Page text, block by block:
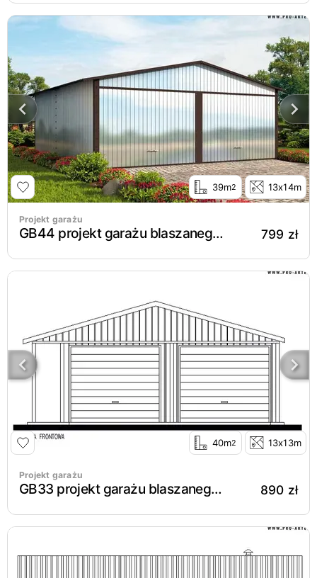
39m2 13x14m
Projekt garażu
GB44 projekt garażu blaszanego dwustanowiskowego 799 zł
40m2 13x13m
Projekt garażu
GB33 projekt garażu blaszanego dwustanowiskowego 890 zł